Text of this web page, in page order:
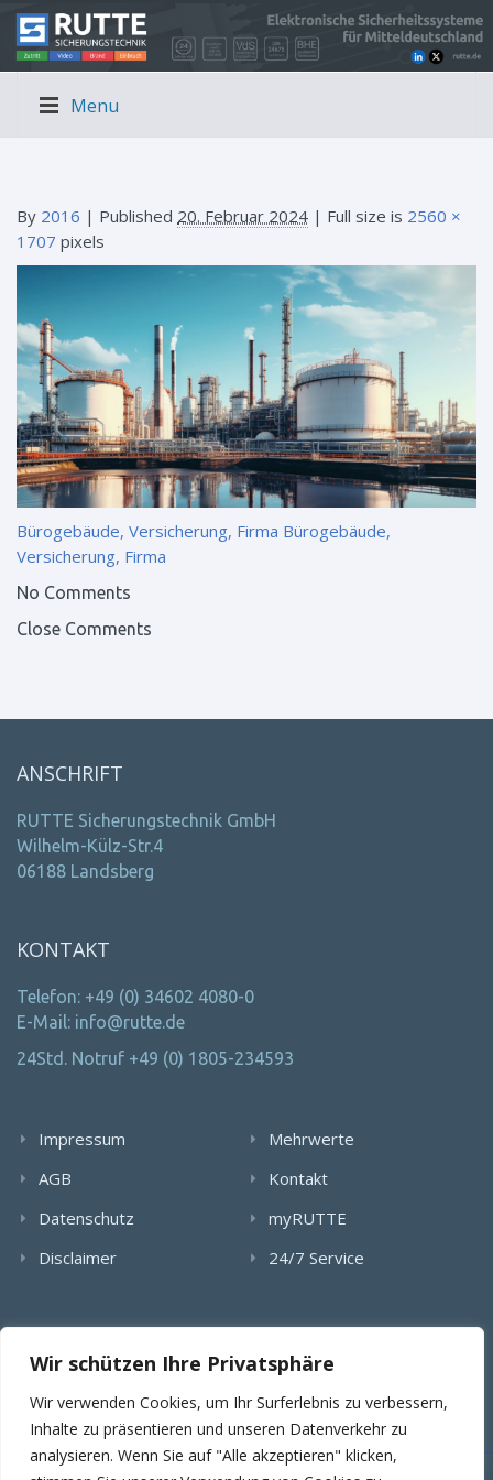
Wir schützen Ihre Privatsphäre
Wir verwenden Cookies, um Ihr Surferlebnis zu verbessern,
Inhalte zu präsentieren und unseren Datenverkehr zu
analysieren. Wenn Sie auf "Alle akzeptieren" klicken,
Menu
By 2016 | Published 20. Februar 2024 | Full size is 2560 ×
1707 pixels
Bürogebäude, Versicherung, Firma Bürogebäude,
Versicherung, Firma
No Comments
Close Comments
ANSCHRIFT
RUTTE Sicherungstechnik GmbH
Wilhelm-Külz-Str.4
06188 Landsberg
KONTAKT
Telefon: +49 (0) 34602 4080-0
E-Mail: info@rutte.de
24Std. Notruf +49 (0) 1805-234593
Impressum
AGB
Datenschutz
Disclaimer
Mehrwerte
Kontakt
myRUTTE
24/7 Service
Verlinkung von Bildern, textlichen Inhalten und Videos bedarf
der schriftlichen Genehmigung der RUTTE Sicherungstechnik